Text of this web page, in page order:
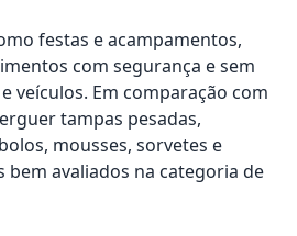
festas e acampamentos,
com segurança e sem
veículos. Em comparação com
tampas pesadas,
mousses, sorvetes e
bem avaliados na categoria de